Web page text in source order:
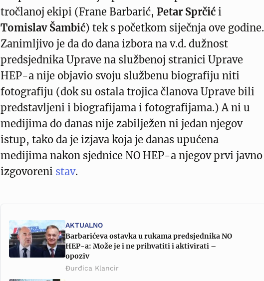
tročlanoj ekipi (Frane Barbarić, Petar Sprčić i
Tomislav Šambić) tek s početkom siječnja ove godine.
Zanimljivo je da do dana izbora na v.d. dužnost
predsjednika Uprave na službenoj stranici Uprave
HEP-a nije objavio svoju službenu biografiju niti
fotografiju (dok su ostala trojica članova Uprave bili
predstavljeni i biografijama i fotografijama.) A ni u
medijima do danas nije zabilježen ni jedan njegov
istup, tako da je izjava koja je danas upućena
medijima nakon sjednice NO HEP-a njegov prvi javno
izgovoreni stav.
AKTUALNO
Barbarićeva ostavka u rukama predsjednika NO
HEP-a: Može je i ne prihvatiti i aktivirati –
opoziv
Đurđica Klancir